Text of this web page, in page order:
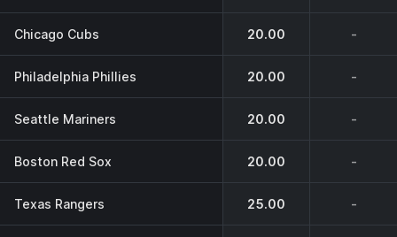
Chicago Cubs 20.00 -
Philadelphia Phillies 20.00 -
Seattle Mariners 20.00 -
Boston Red Sox 20.00 -
Texas Rangers 25.00 -